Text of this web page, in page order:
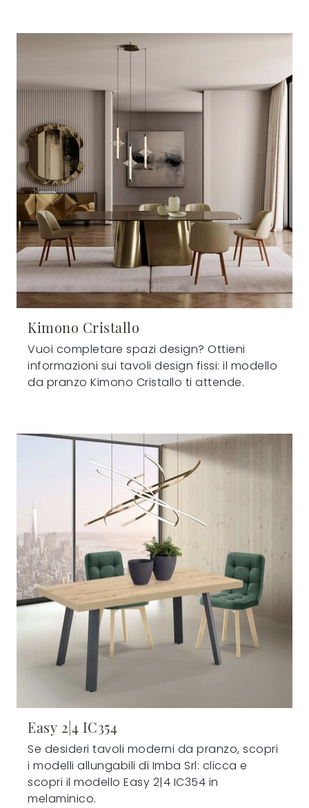
Kimono Cristallo
Vuoi completare spazi design? Ottieni
informazioni sui tavoli design fissi: il modello
da pranzo Kimono Cristallo ti attende.
Easy 2|4 IC354
Se desideri tavoli moderni da pranzo, scopri
i modelli allungabili di Imba Srl: clicca e
scopri il modello Easy 2|4 IC354 in
melaminico.